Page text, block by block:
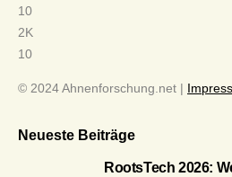
10
2K
10
© 2024 Ahnenforschung.net |
Neueste Beiträge
RootsTech 2026: